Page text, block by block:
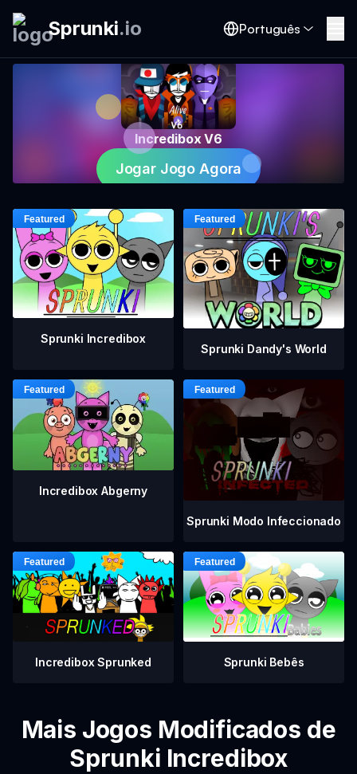
Sprunki.io Português
Incredibox V6
Jogar Jogo Agora
Sprunki Incredibox
Sprunki Dandy's World
Incredibox Abgerny
Sprunki Modo Infeccionado
Incredibox Sprunked Sprunki Bebês
Mais Jogos Modificados de
Sprunki Incredibox